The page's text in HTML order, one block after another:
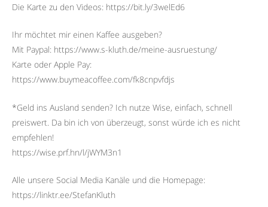
Die Karte zu den Videos: https://bit.ly/3welEd6
Ihr möchtet mir einen Kaffee ausgeben?
Mit Paypal: https://www.s-kluth.de/meine-ausruestung/
Karte oder Apple Pay:
https://www.buymeacoffee.com/fk8cnpvfdjs
*Geld ins Ausland senden? Ich nutze Wise, einfach, schnell
preiswert. Da bin ich von überzeugt, sonst würde ich es nicht
empfehlen!
https://wise.prf.hn/l/jWYM3n1
Alle unsere Social Media Kanäle und die Homepage:
https://linktr.ee/StefanKluth